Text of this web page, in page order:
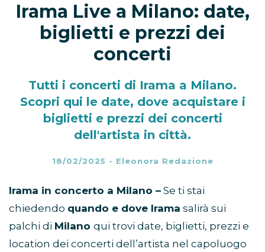
Irama Live a Milano: date,
biglietti e prezzi dei
concerti
Tutti i concerti di Irama a Milano.
Scopri qui le date, dove acquistare i
biglietti e prezzi dei concerti
dell'artista in città.
18/02/2025 - Eleonora Redazione
Irama in concerto a Milano – Se ti stai
chiedendo quando e dove Irama salirà sui
palchi di Milano qui trovi date, biglietti, prezzi e
location dei concerti dell’artista nel capoluogo